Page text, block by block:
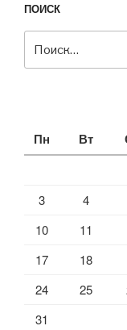
ПОИСК
Пн Вт
3
4
10
11
17
18
24
25
31